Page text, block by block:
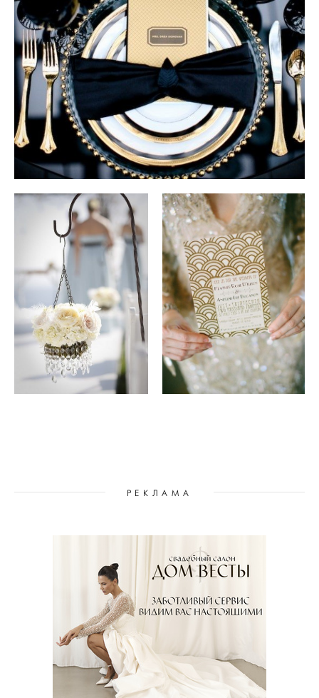
РЕКЛАМА